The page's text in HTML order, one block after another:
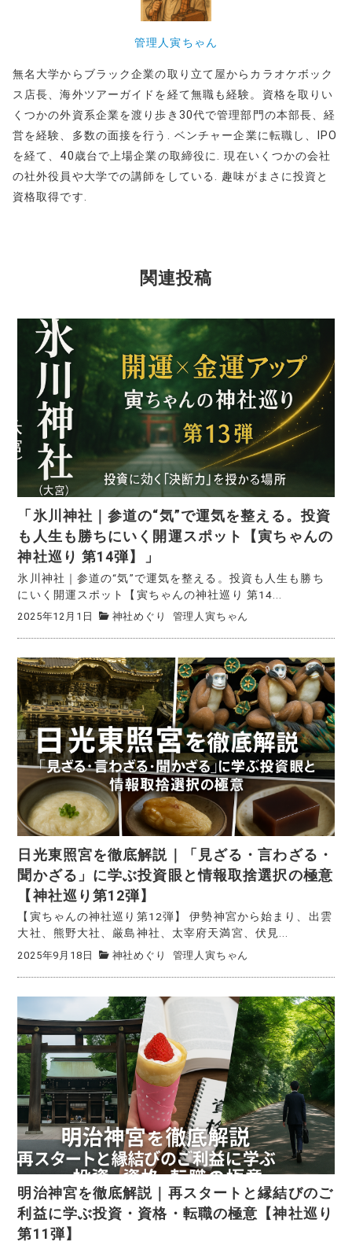
管理人寅ちゃん
無名大学からブラック企業の取り立て屋からカラオケボック
ス店長、海外ツアーガイドを経て無職も経験。資格を取りい
くつかの外資系企業を渡り歩き30代で管理部門の本部長、経
営を経験、多数の面接を行う. ベンチャー企業に転職し、IPO
を経て、40歳台で上場企業の取締役に. 現在いくつかの会社
の社外役員や大学での講師をしている. 趣味がまさに投資と
資格取得です.
関連投稿
「氷川神社｜参道の“気”で運気を整える。投資
も人生も勝ちにいく開運スポット【寅ちゃんの
神社巡り 第14弾】」
氷川神社｜参道の“気”で運気を整える。投資も人生も勝ち
にいく開運スポット【寅ちゃんの神社巡り 第14...
2025年12月1日 神社めぐり 管理人寅ちゃん
日光東照宮を徹底解説｜「見ざる・言わざる・
聞かざる」に学ぶ投資眼と情報取捨選択の極意
【神社巡り第12弾】
【寅ちゃんの神社巡り第12弾】 伊勢神宮から始まり、出雲
大社、熊野大社、厳島神社、太宰府天満宮、伏見...
2025年9月18日 神社めぐり 管理人寅ちゃん
明治神宮を徹底解説｜再スタートと縁結びのご
利益に学ぶ投資・資格・転職の極意【神社巡り
第11弾】